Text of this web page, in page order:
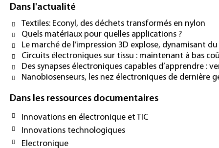
Dans l'actualité
Textiles: Econyl, des déchets transformés en nylon
Quels matériaux pour quelles applications ?
Le marché de l’impression 3D explose, dynamisant
Circuits électroniques sur tissu : maintenant à bas
Des synapses électroniques capables d’apprendre :
Nanobiosenseurs, les nez électroniques de dernière
Dans les ressources documentaires
Innovations en électronique et TIC
Innovations technologiques
Electronique